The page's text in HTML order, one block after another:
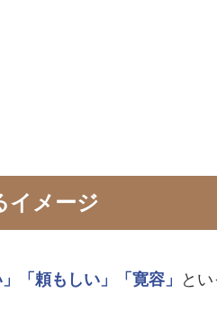
イメージ
「頼もしい」 「寛容」 と